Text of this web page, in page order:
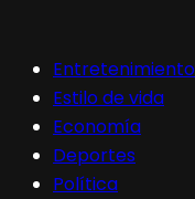
Entretenimiento
Estilo de vida
Economía
Deportes
Política